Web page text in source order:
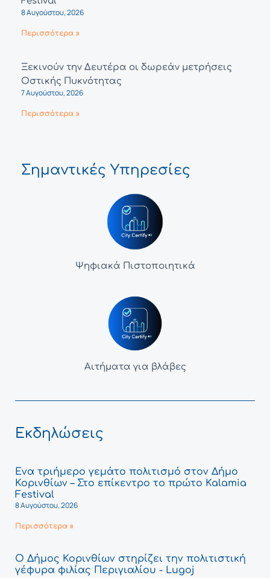
8 Αυγούστου, 2026
Περισσότερα »
Ξεκινούν την Δευτέρα οι δωρεάν μετρήσεις
Οστικής Πυκνότητας
7 Αυγούστου, 2026
Περισσότερα »
Σημαντικές Υπηρεσίες
Ψηφιακά Πιστοποιητικά
Αιτήματα για βλάβες
Εκδηλώσεις
Ένα τριήμερο γεμάτο πολιτισμό στον Δήμο
Κορινθίων – Στο επίκεντρο το πρώτο Kalamia
Festival
8 Αυγούστου, 2026
Περισσότερα »
Ο Δήμος Κορινθίων στηρίζει την πολιτιστική
γέφυρα φιλίας Περιγιαλίου - Lugoj